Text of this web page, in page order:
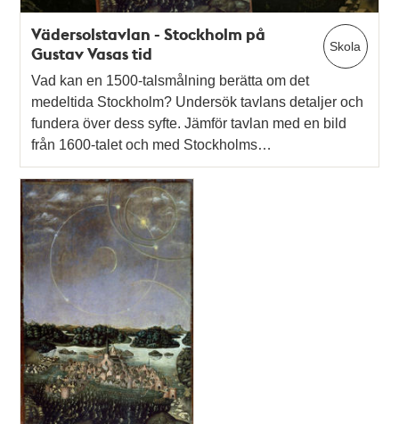
Skola
Vädersolstavlan - Stockholm på
Gustav Vasas tid
Vad kan en 1500-talsmålning berätta om det
medeltida Stockholm? Undersök tavlans detaljer och
fundera över dess syfte. Jämför tavlan med en bild
från 1600-talet och med Stockholms…